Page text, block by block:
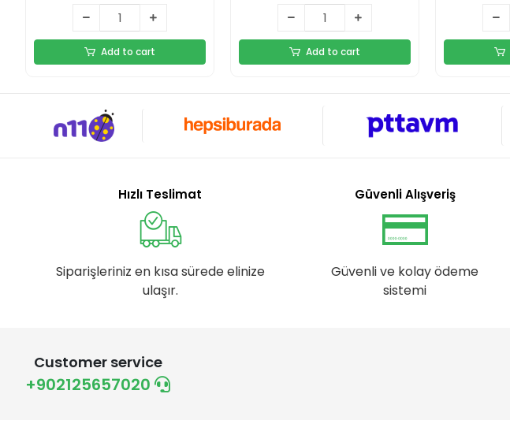
Add to cart Add to cart
Hızlı Teslimat
Siparişleriniz en kısa sürede elinize
ulaşır.
Güvenli Alışveriş
Güvenli ve kolay ödeme
sistemi
Customer service
+902125657020